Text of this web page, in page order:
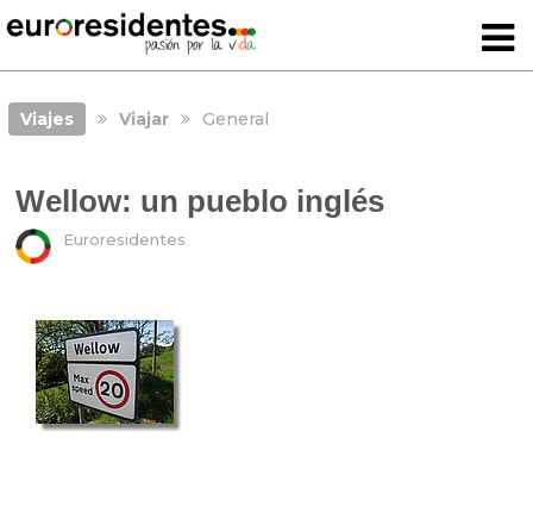
Viajes Viajar General
Wellow: un pueblo inglés
Euroresidentes